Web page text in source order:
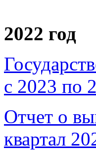
2022 год
с 2023 по
Отчет о
квартал